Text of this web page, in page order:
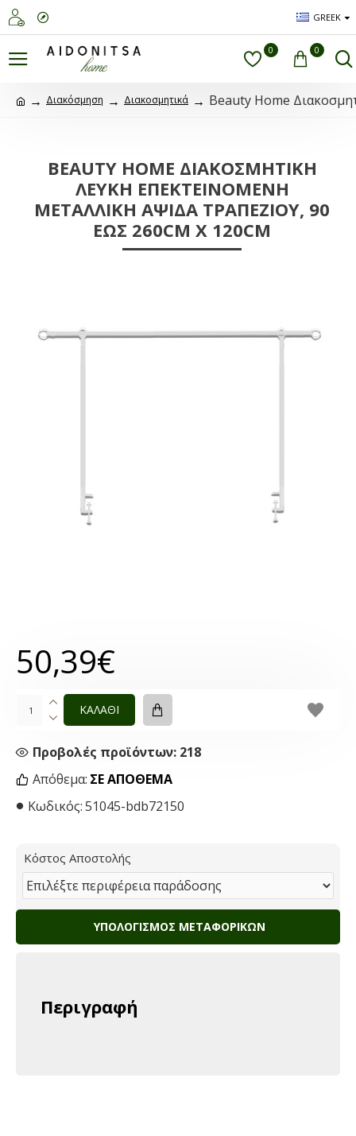
GREEK
0 0
Διακόσμηση Διακοσμητικά Beauty Home
BEAUTY HOME ΔΙΑΚΟΣΜΗΤΙΚΉ
ΛΕΥΚΉ ΕΠΕΚΤΕΙΝΌΜΕΝΗ
ΜΕΤΑΛΛΙΚΉ ΑΨΊΔΑ ΤΡΑΠΕΖΙΟΎ, 90
ΈΩΣ 260CM X 120CM
Απόθεμα: ΣΕ ΑΠΌΘΕΜΑ
Κωδικός:51045-bdb72150
Προβολές προϊόντων: 218
50,39€
ΚΑΛΑΘΙ
Κόστος Αποστολής
ΥΠΟΛΟΓΙΣΜΌΣ ΜΕΤΑΦΟΡΙΚΏΝ
Περιγραφή